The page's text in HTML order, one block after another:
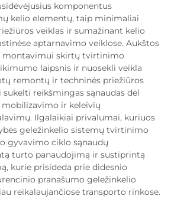
komponentus
kelio elementų, taip minimaliai
veiklas ir sumažinant kelio
aptarnavimo veiklose. Aukštos
montavimui skirtų tvirtinimo
laipsnis ir nuosekli veikla
remontų ir techninės priežiūros
reikšmingas sąnaudas dėl
ir keleivių
Ilgalaikiai privalumai, kuriuos
geležinkelio sistemų tvirtinimo
gyvavimo ciklo sąnaudų
turto panaudojimą ir sustiprintą
kurie prisideda prie didesnio
pranašumo geležinkelio
reikalaujančiose transporto rinkose.